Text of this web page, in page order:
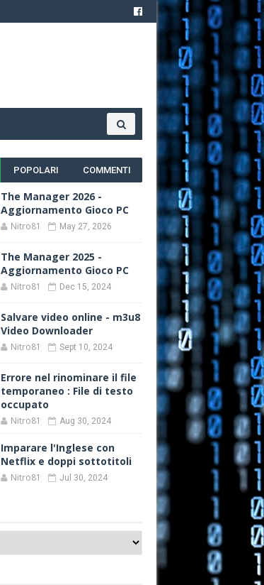
POPOLARI COMMENTI
The Manager 2026 -
Aggiornamento Gioco PC
Nitro81 May 27, 2026
The Manager 2025 -
Aggiornamento Gioco PC
Nitro81 Dec 15, 2024
Salvare video online - m3u8
Video Downloader
Nitro81 Sept 10, 2024
Errore nel rinominare il file
temporaneo : File di testo
occupato
Nitro81 Aug 30, 2024
Imparare l'Inglese con
Netflix e doppi sottotitoli
Nitro81 Jul 30, 2024